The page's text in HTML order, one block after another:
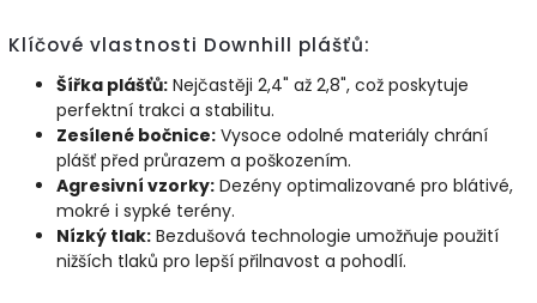
Klíčové vlastnosti Downhill plášťů:
Šířka plášťů: Nejčastěji 2,4" až 2,8", což poskytuje
perfektní trakci a stabilitu.
Zesílené bočnice: Vysoce odolné materiály chrání
plášť před průrazem a poškozením.
Agresivní vzorky: Dezény optimalizované pro blátivé,
mokré i sypké terény.
Nízký tlak: Bezdušová technologie umožňuje použití
nižších tlaků pro lepší přilnavost a pohodlí.